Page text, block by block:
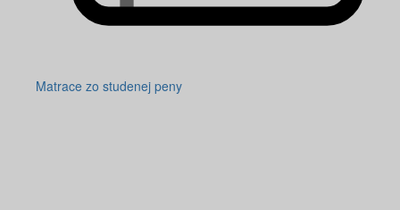
Matrace zo studenej peny